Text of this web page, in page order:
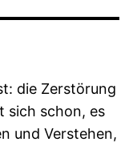
die Zerstörung
sich schon, es
und Verstehen,